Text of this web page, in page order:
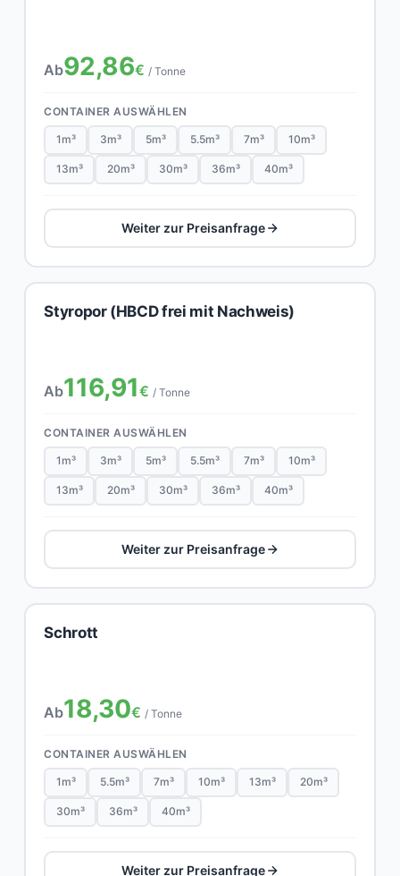
Ab92,86€ / Tonne
CONTAINER AUSWÄHLEN
1m³ 3m³ 5m³ 5.5m³ 7m³ 10m³
13m³ 20m³ 30m³ 36m³ 40m³
Weiter zur Preisanfrage
Styropor (HBCD frei mit Nachweis)
Ab116,91€ / Tonne
CONTAINER AUSWÄHLEN
1m³ 3m³ 5m³ 5.5m³ 7m³ 10m³
13m³ 20m³ 30m³ 36m³ 40m³
Weiter zur Preisanfrage
Schrott
Ab18,30€ / Tonne
CONTAINER AUSWÄHLEN
1m³ 5.5m³ 7m³ 10m³ 13m³ 20m³
30m³ 36m³ 40m³
Weiter zur Preisanfrage